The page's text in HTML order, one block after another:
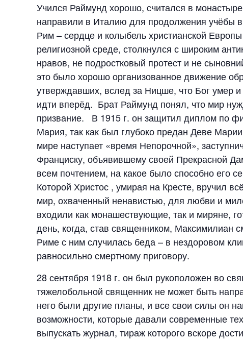
Учился Раймунд хорошо, считался в
направили в Италию для продолжения учёбы
Рим – сердце и колыбель христианской
религиозной среде, столкнулся с широким
нравов, не подростковый протест и не
это было хорошо организованное движение
утверждавших, вслед за Ницше, что Бог умер
идти вперёд. Брат Раймунд понял, что мир
призвание. В 1915 г. он защитил диплом по
Мария, так как был глубоко предан Деве
мире наступает «время Непорочной»,
Франциску, объявившему своей Прекрасной
всем почтением, на какое было способно его
Которой Христос , умирая на Кресте, вручил
мир, охваченный ненавистью, для любви и
входили как монашествующие, так и миряне,
день, когда, став священником, Максимилиан
Риме с ним случилась беда – в нездоровом
равносильно смертному приговору.
28 сентября 1918 г. он был рукоположен во
тяжелобольной священник не может быть
него были другие планы, и все свои силы он
возможности, которые давали современные
выпускать журнал, тираж которого вскоре